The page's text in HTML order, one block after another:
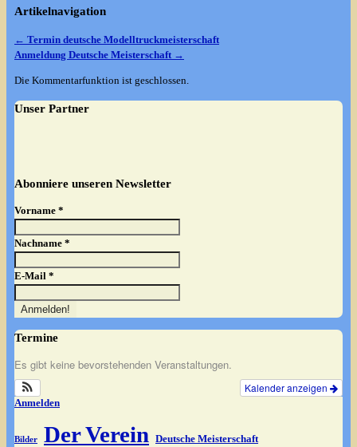
Artikelnavigation
← Termin deutsche Modelltruckmeisterschaft
Anmeldung Deutsche Meisterschaft →
Die Kommentarfunktion ist geschlossen.
Unser Partner
Abonniere unseren Newsletter
Vorname *
Nachname *
E-Mail *
Termine
Es gibt keine bevorstehenden Veranstaltungen.
Kalender anzeigen
Anmelden
Bilder Der Verein Deutsche Meisterschaft